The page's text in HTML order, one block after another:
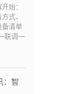
始：
式、
备清单
—联调—
：智